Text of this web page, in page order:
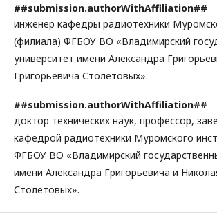
##submission.authorWithAffiliation##
инженер кафедры радиотехники
(филиала) ФГБОУ ВО «Владимирский
университет имени Александра
Григорьевича Столетовых».
##submission.authorWithAffiliation##
доктор технических наук, профессор,
кафедрой радиотехники Муромского
ФГБОУ ВО «Владимирский
имени Александра Григорьевича и
Столетовых».